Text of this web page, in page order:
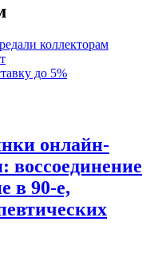
коллекторам
до 5%
онлайн-
воссоединение
в 90-е,